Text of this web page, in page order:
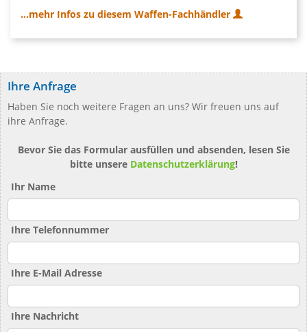
...mehr Infos zu diesem Waffen-Fachhändler
Ihre Anfrage
Haben Sie noch weitere Fragen an uns? Wir freuen uns auf
ihre Anfrage.
Bevor Sie das Formular ausfüllen und absenden, lesen Sie
bitte unsere Datenschutzerklärung!
Ihr Name
Ihre Telefonnummer
Ihre E-Mail Adresse
Ihre Nachricht